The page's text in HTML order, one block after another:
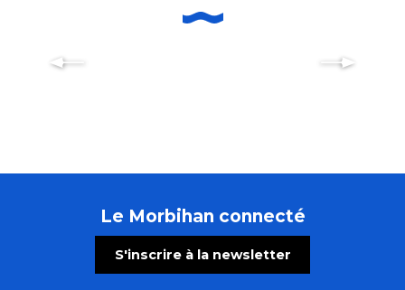
une grande fête populaire !
Le Morbihan connecté
S'inscrire à la newsletter